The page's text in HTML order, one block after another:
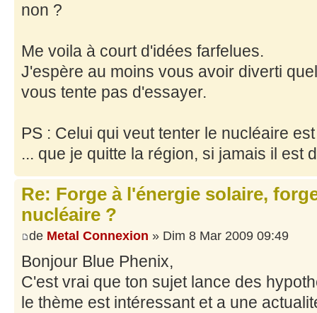
non ?
Me voila à court d'idées farfelues.
J'espère au moins vous avoir diverti
vous tente pas d'essayer.
PS : Celui qui veut tenter le nucléaire
... que je quitte la région, si jamais il est
Re: Forge à l'énergie solaire,
nucléaire ?
de Metal Connexion » Dim 8 Mar 2009 09:49
Bonjour Blue Phenix,
C'est vrai que ton sujet lance des
le thème est intéressant et a une